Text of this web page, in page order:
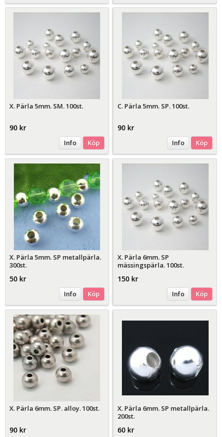
X. Pärla 5mm. SM. 100st.
90 kr
Info Köp
C. Pärla 5mm. SP. 100st.
90 kr
Info Köp
X. Pärla 5mm. SP metallpärla.
300st.
50 kr
Info Köp
X. Pärla 6mm. SP
mässingspärla. 100st.
150 kr
Info Köp
X. Pärla 6mm. SP. alloy. 100st.
90 kr
X. Pärla 6mm. SP metallpärla.
200st.
60 kr